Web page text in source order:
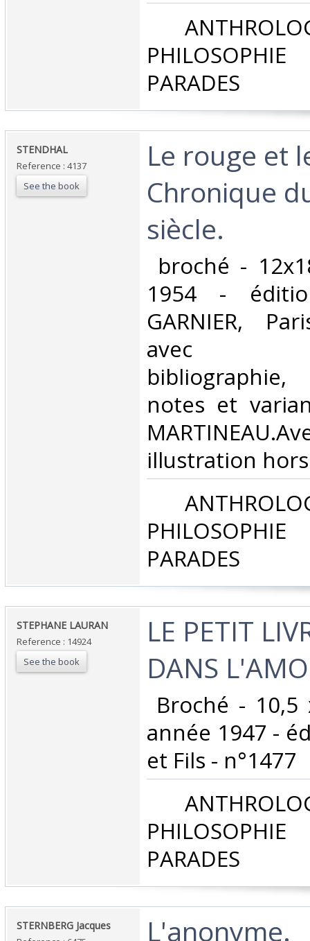
PHILOSOPHIE
PARADES‎
‎STENDHAL‎
Reference : 4137
See the book
‎Le rouge et
Chronique
siècle.‎
broché -
1954 -
GARNIER,
avec
notes et
illustration
PHILOSOPHIE
PARADES‎
‎STEPHANE LAURAN‎
Reference : 14924
See the book
‎LE PETIT
DANS
Broché -
année 1947 -
et Fils - n°1477 ‎
PHILOSOPHIE
PARADES‎
‎STERNBERG Jacques‎ ‎L'anonyme.‎